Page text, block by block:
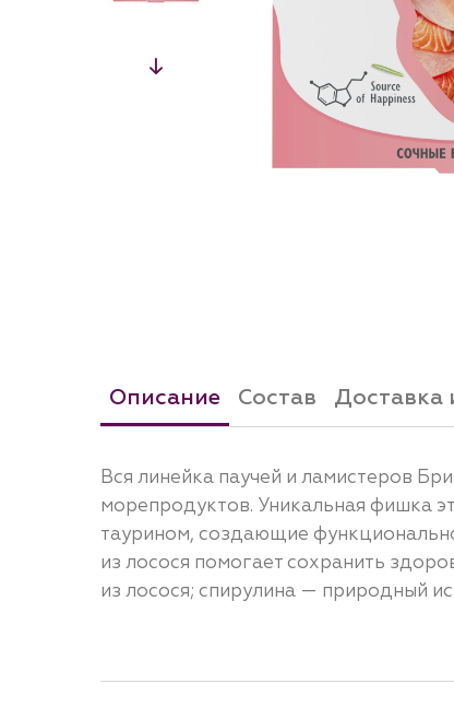
Описание Состав Доставка
Вся линейка паучей и ламиcтеров
морепродуктов. Уникальная фишка
таурином, создающие
из лосося помогает сохранить
из лосося; спирулина — природный